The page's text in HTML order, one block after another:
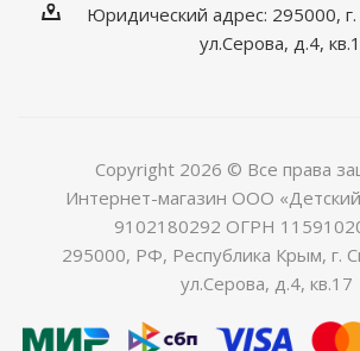
Юридический адрес: 295000,
ул.Серова, д.4,
Copyright 2026 © Все права
Интернет-магазин ООО
9102180292 ОГРН
295000, РФ, Республика Крым, г.
ул.Серова, д.4, кв.17